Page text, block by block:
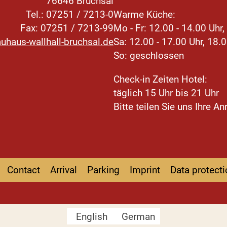
Tel.: 07251 / 7213-0
Fax: 07251 / 7213-99
wallhall-bruchsal.de
Warme Küche:
Mo - Fr: 12.00 - 14.00
Sa: 12.00 - 17.00 Uhr,
So: geschlossen
Check-in Zeiten Hotel:
täglich 15 Uhr bis 21 Uhr
Bitte teilen Sie uns Ihre
Contact Arrival Parking Imprint Data
English German